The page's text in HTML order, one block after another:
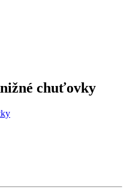
chuťovky